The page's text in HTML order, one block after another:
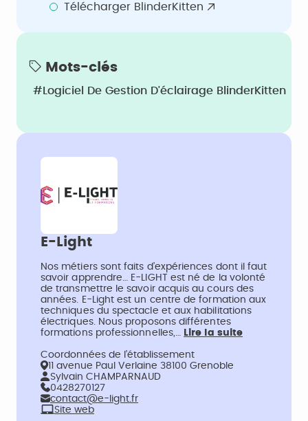
Télécharger BlinderKitten
Mots-clés
#Logiciel De Gestion D'éclairage BlinderKitten
E-Light
Nos métiers sont faits d’expériences dont il faut
savoir apprendre… E-LIGHT est né de la volonté
de transmettre le savoir acquis au cours des
années. E-Light est un centre de formation aux
techniques du spectacle et aux habilitations
électriques. Nous proposons différentes
formations professionnelles,… Lire la suite
Coordonnées de l’établissement
11 avenue Paul Verlaine 38100 Grenoble
Sylvain CHAMPARNAUD
0428270127
contact@e-light.fr
Site web